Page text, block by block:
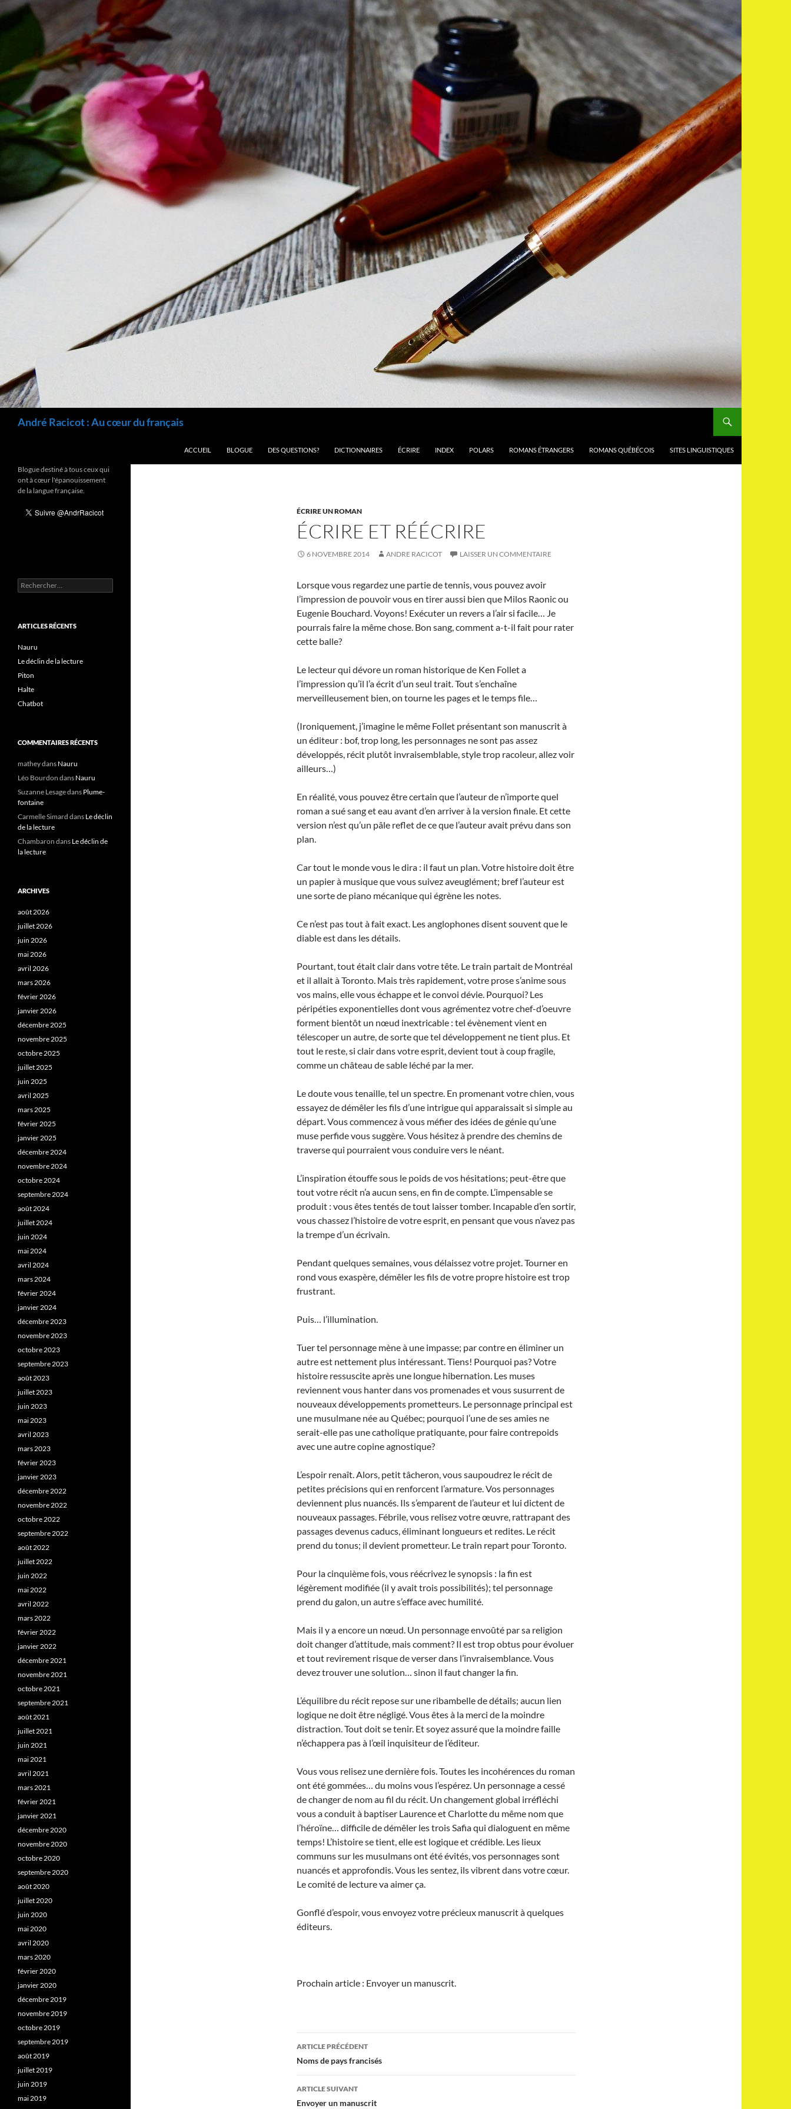
André Racicot : Au cœur du français
ACCUEIL
BLOGUE DES QUESTIONS? DICTIONNAIRES ÉCRIRE INDEX POLARS ROMANS ÉTRANGERS ROMANS QUÉBÉCOIS SITES LINGUISTIQUES
ÉCRIRE UN ROMAN
ÉCRIRE ET RÉÉCRIRE
6 NOVEMBRE 2014 ANDRE RACICOT LAISSER UN COMMENTAIRE
Lorsque vous regardez une partie de tennis, vous pouvez avoir
l’impression de pouvoir vous en tirer aussi bien que Milos Raonic ou
Eugenie Bouchard. Voyons! Exécuter un revers a l’air si facile… Je
pourrais faire la même chose. Bon sang, comment a-t-il fait pour rater
cette balle?
Le lecteur qui dévore un roman historique de Ken Follet a
l’impression qu’il l’a écrit d’un seul trait. Tout s’enchaîne
merveilleusement bien, on tourne les pages et le temps file…
(Ironiquement, j’imagine le même Follet présentant son manuscrit à
un éditeur : bof, trop long, les personnages ne sont pas assez
développés, récit plutôt invraisemblable, style trop racoleur, allez voir
ailleurs…)
En réalité, vous pouvez être certain que l’auteur de n’importe quel
roman a sué sang et eau avant d’en arriver à la version finale. Et cette
version n’est qu’un pâle reflet de ce que l’auteur avait prévu dans son
plan.
Car tout le monde vous le dira : il faut un plan. Votre histoire doit être
un papier à musique que vous suivez aveuglément; bref l’auteur est
une sorte de piano mécanique qui égrène les notes.
Ce n’est pas tout à fait exact. Les anglophones disent souvent que le
diable est dans les détails.
Pourtant, tout était clair dans votre tête. Le train partait de Montréal
et il allait à Toronto. Mais très rapidement, votre prose s’anime sous
vos mains, elle vous échappe et le convoi dévie. Pourquoi? Les
péripéties exponentielles dont vous agrémentez votre chef-d’oeuvre
forment bientôt un nœud inextricable : tel évènement vient en
télescoper un autre, de sorte que tel développement ne tient plus. Et
tout le reste, si clair dans votre esprit, devient tout à coup fragile,
comme un château de sable léché par la mer.
Le doute vous tenaille, tel un spectre. En promenant votre chien, vous
essayez de démêler les fils d’une intrigue qui apparaissait si simple au
départ. Vous commencez à vous méfier des idées de génie qu’une
muse perfide vous suggère. Vous hésitez à prendre des chemins de
traverse qui pourraient vous conduire vers le néant.
L’inspiration étouffe sous le poids de vos hésitations; peut-être que
tout votre récit n’a aucun sens, en fin de compte. L’impensable se
produit : vous êtes tentés de tout laisser tomber. Incapable d’en sortir,
vous chassez l’histoire de votre esprit, en pensant que vous n’avez pas
la trempe d’un écrivain.
Pendant quelques semaines, vous délaissez votre projet. Tourner en
rond vous exaspère, démêler les fils de votre propre histoire est trop
frustrant.
Puis… l’illumination.
Tuer tel personnage mène à une impasse; par contre en éliminer un
autre est nettement plus intéressant. Tiens! Pourquoi pas? Votre
histoire ressuscite après une longue hibernation. Les muses
reviennent vous hanter dans vos promenades et vous susurrent de
nouveaux développements prometteurs. Le personnage principal est
une musulmane née au Québec; pourquoi l’une de ses amies ne
serait-elle pas une catholique pratiquante, pour faire contrepoids
avec une autre copine agnostique?
L’espoir renaît. Alors, petit tâcheron, vous saupoudrez le récit de
petites précisions qui en renforcent l’armature. Vos personnages
deviennent plus nuancés. Ils s’emparent de l’auteur et lui dictent de
nouveaux passages. Fébrile, vous relisez votre œuvre, rattrapant des
passages devenus caducs, éliminant longueurs et redites. Le récit
prend du tonus; il devient prometteur. Le train repart pour Toronto.
Pour la cinquième fois, vous réécrivez le synopsis : la fin est
légèrement modifiée (il y avait trois possibilités); tel personnage
prend du galon, un autre s’efface avec humilité.
Mais il y a encore un nœud. Un personnage envoûté par sa religion
doit changer d’attitude, mais comment? Il est trop obtus pour évoluer
et tout revirement risque de verser dans l’invraisemblance. Vous
devez trouver une solution… sinon il faut changer la fin.
L’équilibre du récit repose sur une ribambelle de détails; aucun lien
logique ne doit être négligé. Vous êtes à la merci de la moindre
distraction. Tout doit se tenir. Et soyez assuré que la moindre faille
n’échappera pas à l’œil inquisiteur de l’éditeur.
Vous vous relisez une dernière fois. Toutes les incohérences du roman
ont été gommées… du moins vous l’espérez. Un personnage a cessé
de changer de nom au fil du récit. Un changement global irréfléchi
vous a conduit à baptiser Laurence et Charlotte du même nom que
l’héroïne… difficile de démêler les trois Safia qui dialoguent en même
temps! L’histoire se tient, elle est logique et crédible. Les lieux
communs sur les musulmans ont été évités, vos personnages sont
nuancés et approfondis. Vous les sentez, ils vibrent dans votre cœur.
Le comité de lecture va aimer ça.
Gonflé d’espoir, vous envoyez votre précieux manuscrit à quelques
éditeurs.
Prochain article : Envoyer un manuscrit.
Navigation
des
articles
ARTICLE PRÉCÉDENT
Noms de pays francisés
ARTICLE SUIVANT
Envoyer un manuscrit
Blogue destiné à tous ceux qui
ont à cœur l'épanouissement
de la langue française.
Rechercher :
ARTICLES RÉCENTS
Nauru
Le déclin de la lecture
Piton
Halte
Chatbot
COMMENTAIRES RÉCENTS
matheydans Nauru
Léo Bourdon dans Nauru
Suzanne Lesagedans Plume-
fontaine
Carmelle Simard dans Le déclin
de la lecture
Chambaron dans Le déclin de
la lecture
ARCHIVES
août 2026
juillet 2026
juin 2026
mai 2026
avril 2026
mars 2026
février 2026
janvier 2026
décembre 2025
novembre 2025
octobre 2025
juillet 2025
juin 2025
avril 2025
mars 2025
février 2025
janvier 2025
décembre 2024
novembre 2024
octobre 2024
septembre 2024
août 2024
juillet 2024
juin 2024
mai 2024
avril 2024
mars 2024
février 2024
janvier 2024
décembre 2023
novembre 2023
octobre 2023
septembre 2023
août 2023
juillet 2023
juin 2023
mai 2023
avril 2023
mars 2023
février 2023
janvier 2023
décembre 2022
novembre 2022
octobre 2022
septembre 2022
août 2022
juillet 2022
juin 2022
mai 2022
avril 2022
mars 2022
février 2022
janvier 2022
décembre 2021
novembre 2021
octobre 2021
septembre 2021
août 2021
juillet 2021
juin 2021
mai 2021
avril 2021
mars 2021
février 2021
janvier 2021
décembre 2020
novembre 2020
octobre 2020
septembre 2020
août 2020
juillet 2020
juin 2020
mai 2020
avril 2020
mars 2020
février 2020
janvier 2020
décembre 2019
novembre 2019
octobre 2019
septembre 2019
août 2019
juillet 2019
juin 2019
mai 2019